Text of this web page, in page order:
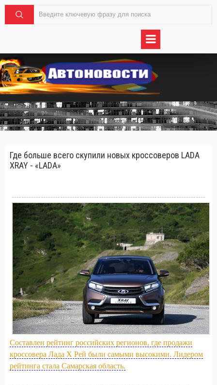
Где больше всего скупили новых кроссоверов LADA
XRAY - «LADA»
Составлен рейтинг российских регионов, где продажи
кроссовера Лада Х Рей были самыми высокими. Лидером
рейтинга стала Самарская область.